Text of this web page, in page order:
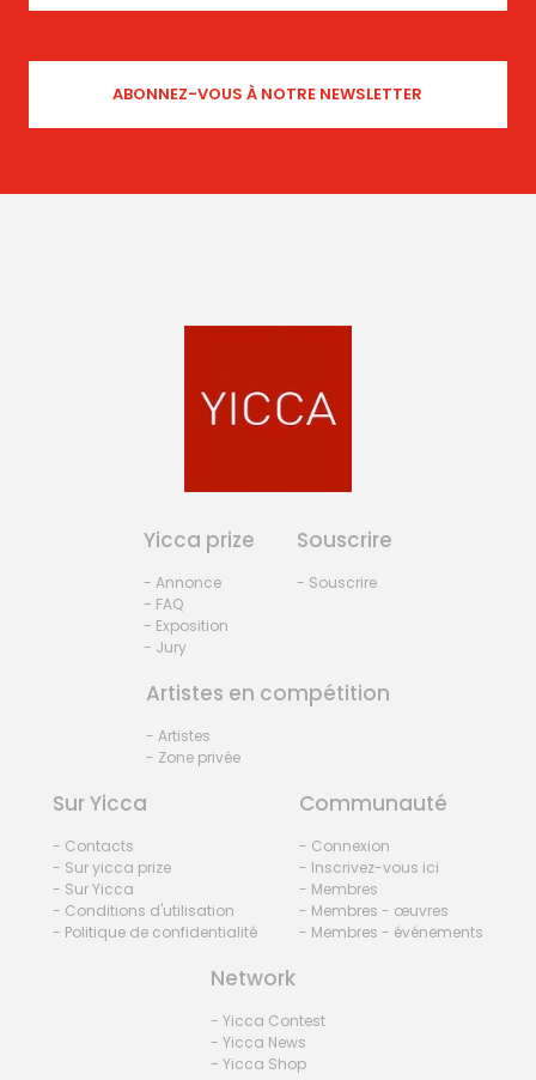
Yicca prize
- Annonce
- FAQ
- Exposition
- Jury
Souscrire
- Souscrire
Artistes en compétition
- Artistes
- Zone privée
Sur Yicca
- Contacts
- Sur yicca prize
- Sur Yicca
- Conditions d'utilisation
- Politique de confidentialité
Communauté
- Connexion
- Inscrivez-vous ici
- Membres
- Membres - œuvres
- Membres - événements
Network
- Yicca Contest
- Yicca News
- Yicca Shop